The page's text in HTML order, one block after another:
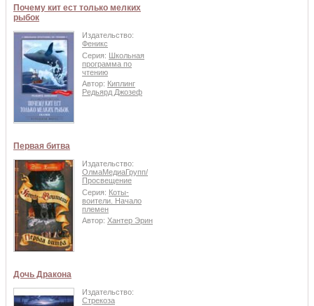
Почему кит ест только мелких
рыбок
Издательство:
Феникс
Серия: Школьная
программа по
чтению
Автор: Киплинг
Редьярд Джозеф
Первая битва
Издательство:
ОлмаМедиаГрупп/
Просвещение
Серия: Коты-
воители. Начало
племен
Автор: Хантер Эрин
Дочь Дракона
Издательство:
Стрекоза